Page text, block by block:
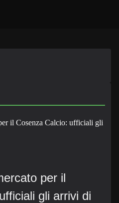
per il
gli arrivi di